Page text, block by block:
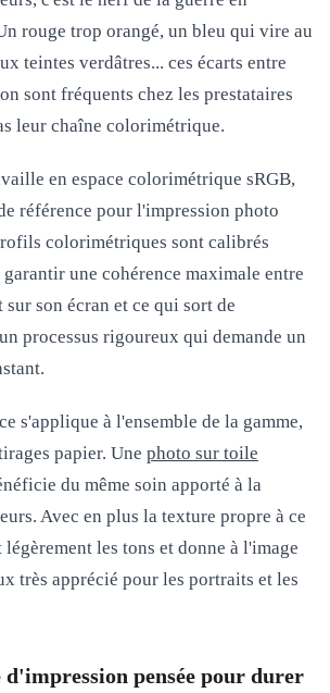
rouge trop orangé, un bleu qui vire au
teintes verdâtres... ces écarts entre
sont fréquents chez les prestataires
leur chaîne colorimétrique.
en espace colorimétrique sRGB,
référence pour l'impression photo
colorimétriques sont calibrés
une cohérence maximale entre
son écran et ce qui sort de
processus rigoureux qui demande un
s'applique à l'ensemble de la gamme,
papier. Une photo sur toile
du même soin apporté à la
Avec en plus la texture propre à ce
les tons et donne à l'image
très apprécié pour les portraits et les
d'impression pensée pour durer